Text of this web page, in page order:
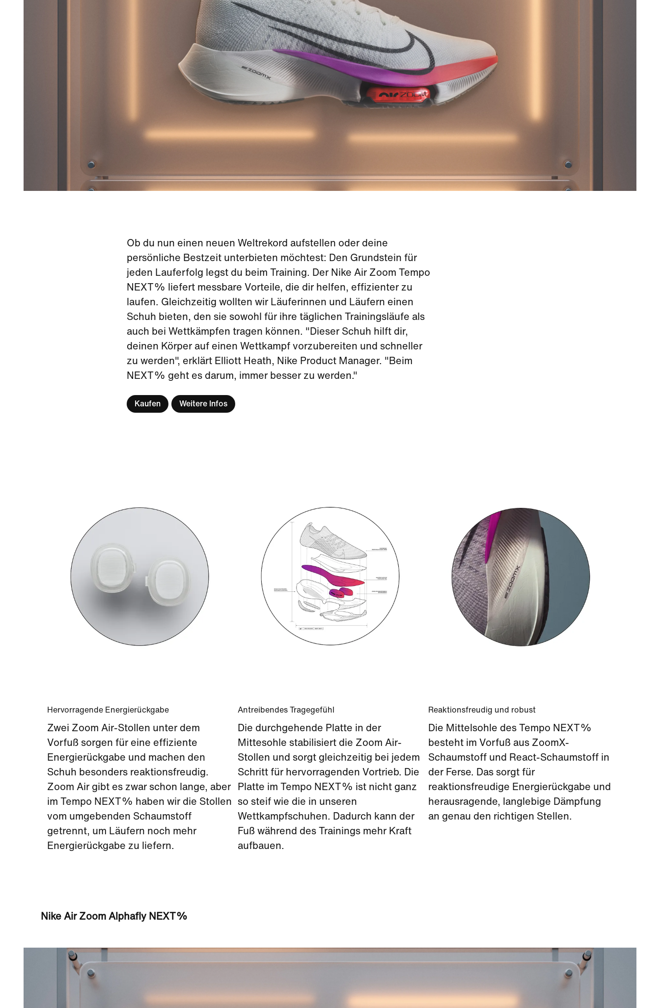
Ob du nun einen neuen Weltrekord aufstellen oder deine
persönliche Bestzeit unterbieten möchtest: Den Grundstein für
jeden Lauferfolg legst du beim Training. Der Nike Air Zoom Tempo
NEXT% liefert messbare Vorteile, die dir helfen, effizienter zu
laufen. Gleichzeitig wollten wir Läuferinnen und Läufern einen
Schuh bieten, den sie sowohl für ihre täglichen Trainingsläufe als
auch bei Wettkämpfen tragen können. "Dieser Schuh hilft dir,
deinen Körper auf einen Wettkampf vorzubereiten und schneller
zu werden", erklärt Elliott Heath, Nike Product Manager. "Beim
NEXT% geht es darum, immer besser zu werden."
Kaufen Weitere Infos
Hervorragende Energierückgabe
Zwei Zoom Air-Stollen unter dem
Vorfuß sorgen für eine effiziente
Energierückgabe und machen den
Schuh besonders reaktionsfreudig.
Zoom Air gibt es zwar schon lange, aber
im Tempo NEXT% haben wir die Stollen
vom umgebenden Schaumstoff
getrennt, um Läufern noch mehr
Energierückgabe zu liefern.
Antreibendes Tragegefühl
Die durchgehende Platte in der
Mittesohle stabilisiert die Zoom Air-
Stollen und sorgt gleichzeitig bei jedem
Schritt für hervorragenden Vortrieb. Die
Platte im Tempo NEXT% ist nicht ganz
so steif wie die in unseren
Wettkampfschuhen. Dadurch kann der
Fuß während des Trainings mehr Kraft
aufbauen.
Reaktionsfreudig und robust
Die Mittelsohle des Tempo NEXT%
besteht im Vorfuß aus ZoomX-
Schaumstoff und React-Schaumstoff in
der Ferse. Das sorgt für
reaktionsfreudige Energierückgabe und
herausragende, langlebige Dämpfung
an genau den richtigen Stellen.
Nike Air Zoom Alphafly NEXT%